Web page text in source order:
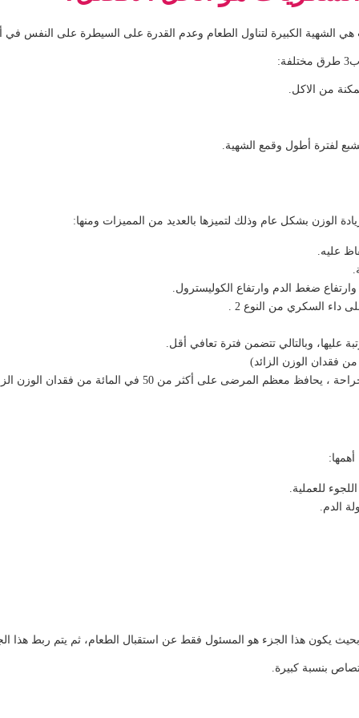
هي الشهية الكبيرة لتناول الطعام وعدم القدرة على السيطرة على النفس
الوزن بشكل عام وذلك لتميزها بالعديد من المميزات ومنها:
عليه.
.
ضغط الدم وارتفاع الكوليسترول.
داء السكري من النوع 2 .
عليها، وبالتالي تتضمن فترة تعافي أقل.
للعملية.
الدم.
يكون هذا الجزء هو المسئول فقط عن استقبال الطعام، ثم يتم ربط هذا
بنسبة كبيرة.